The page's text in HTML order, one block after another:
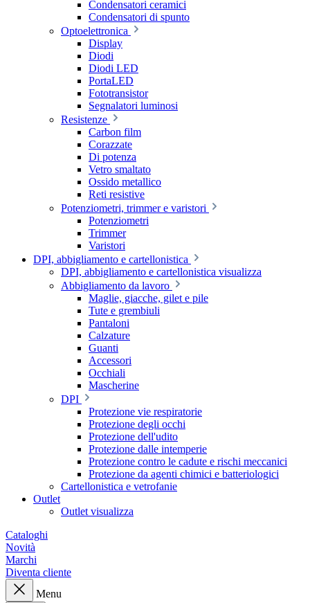
Condensatori ceramici
Condensatori di spunto
Optoelettronica
Display
Diodi
Diodi LED
PortaLED
Fototransistor
Segnalatori luminosi
Resistenze
Carbon film
Corazzate
Di potenza
Vetro smaltato
Ossido metallico
Reti resistive
Potenziometri, trimmer e varistori
Potenziometri
Trimmer
Varistori
DPI, abbigliamento e cartellonistica
DPI, abbigliamento e cartellonistica visualizza
Abbigliamento da lavoro
Maglie, giacche, gilet e pile
Tute e grembiuli
Pantaloni
Calzature
Guanti
Accessori
Occhiali
Mascherine
DPI
Protezione vie respiratorie
Protezione degli occhi
Protezione dell'udito
Protezione dalle intemperie
Protezione contro le cadute e rischi meccanici
Protezione da agenti chimici e batteriologici
Cartellonistica e vetrofanie
Outlet
Outlet visualizza
Cataloghi
Novità
Marchi
Diventa cliente
Menu